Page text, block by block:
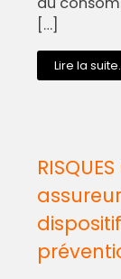
[…]
Lire la